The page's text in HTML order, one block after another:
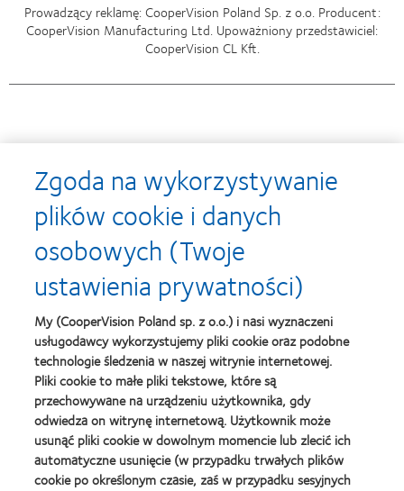
Prowadzący reklamę: CooperVision Poland Sp. z o.o. Producent:
CooperVision Manufacturing Ltd. Upoważniony przedstawiciel:
CooperVision CL Kft.
Nagrody
Learn
more
about
Soczewki
-
nagroda
dla
najlepszego
produktu
Silmo
d'Or
(2013)
Learn
more
about
Contact
Product
of
the
Year
(2013)
Learn
more
about
Best
Companies
for
Leaders
2010
i
Learn
more
about
2012
REBRAND
100®
Global
Award
Learn
more
Learn
more
Zgoda na wykorzystywanie
plików cookie i danych
osobowych (Twoje
ustawienia prywatności)
My (CooperVision Poland sp. z o.o.) i nasi wyznaczeni
usługodawcy wykorzystujemy pliki cookie oraz podobne
technologie śledzenia w naszej witrynie internetowej.
Pliki cookie to małe pliki tekstowe, które są
przechowywane na urządzeniu użytkownika, gdy
odwiedza on witrynę internetową. Użytkownik może
usunąć pliki cookie w dowolnym momencie lub zlecić ich
automatyczne usunięcie (w przypadku trwałych plików
cookie po określonym czasie, zaś w przypadku sesyjnych